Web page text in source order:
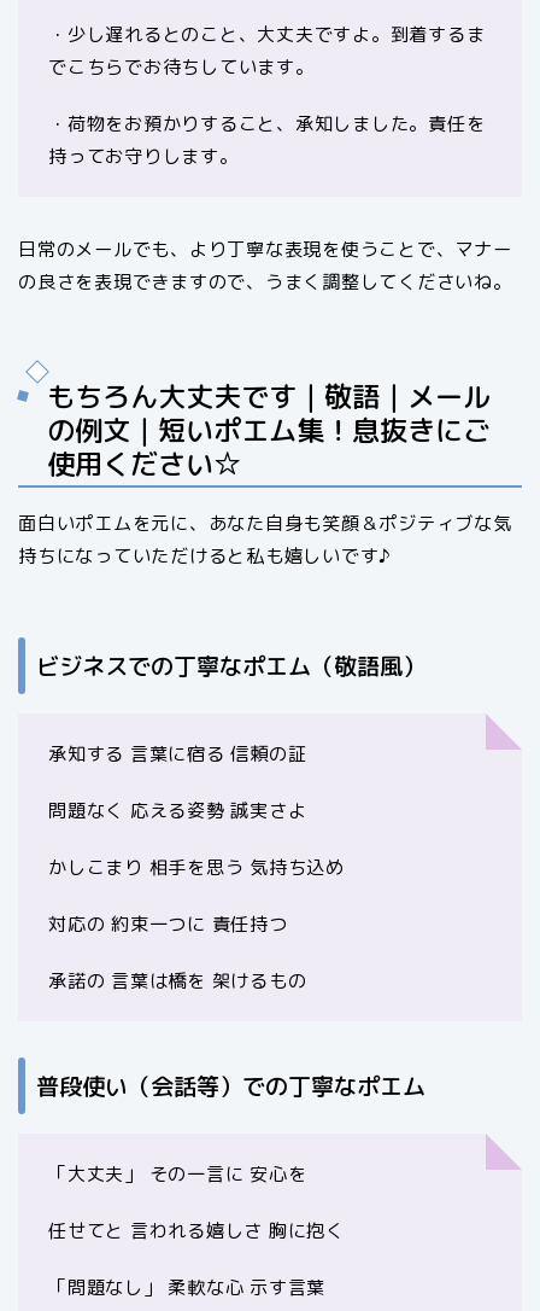
・少し遅れるとのこと、大丈夫ですよ。到着するま
でこちらでお待ちしています。
・荷物をお預かりすること、承知しました。責任を
持ってお守りします。
日常のメールでも、より丁寧な表現を使うことで、マナー
の良さを表現できますので、うまく調整してくださいね。
もちろん大丈夫です｜敬語｜メール
の例文｜短いポエム集！息抜きにご
使用ください☆
面白いポエムを元に、あなた自身も笑顔＆ポジティブな気
持ちになっていただけると私も嬉しいです♪
ビジネスでの丁寧なポエム（敬語風）
承知する 言葉に宿る 信頼の証
問題なく 応える姿勢 誠実さよ
かしこまり 相手を思う 気持ち込め
対応の 約束一つに 責任持つ
承諾の 言葉は橋を 架けるもの
普段使い（会話等）での丁寧なポエム
「大丈夫」 その一言に 安心を
任せてと 言われる嬉しさ 胸に抱く
「問題なし」 柔軟な心 示す言葉